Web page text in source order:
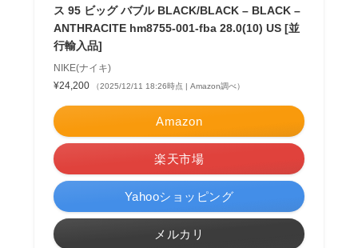
ス 95 ビッグ バブル BLACK/BLACK – BLACK –
ANTHRACITE hm8755-001-fba 28.0(10) US [並
行輸入品]
NIKE(ナイキ)
¥24,200
（2025/12/11 18:26時点 | Amazon調べ）
Amazon
楽天市場
Yahooショッピング
メルカリ